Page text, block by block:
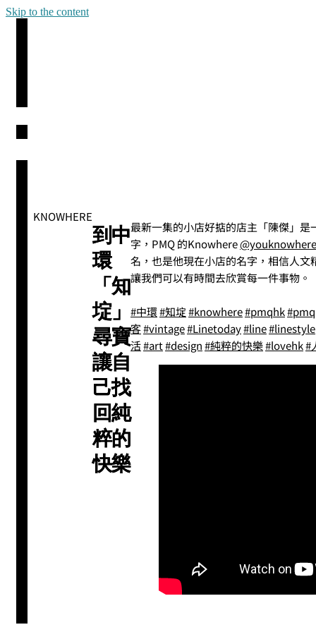
Skip to the content
KNOWHERE
到中
環
「知
埞」
尋寶
讓自
己找
回純
粹的
快樂
最新一集的小店好掂的店主「陳傑」
字，PMQ 的Knowhere@youknowhere
名，也是他現在小店的名字，相信人
讓我們可以有時間去欣賞每一件事物。
#中環#知埞#knowhere#pmqhk#pmq
客#vintage#Linetoday#line#linestyle
活#art#design#純粹的快樂#lovehk#